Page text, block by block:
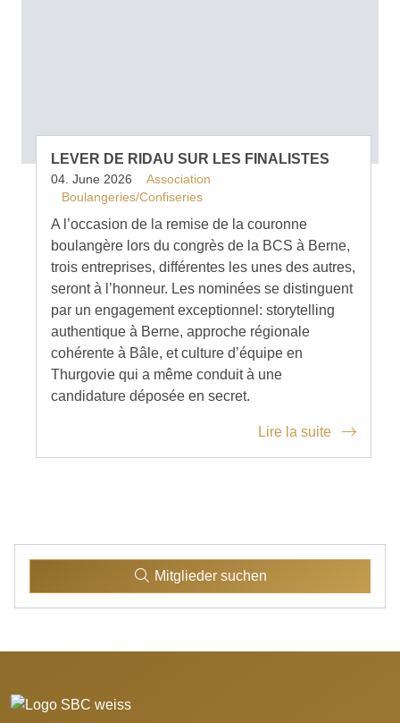
LEVER DE RIDAU SUR LES FINALISTES
04. June 2026
Association
Boulangeries/Confiseries
A l’occasion de la remise de la couronne
boulangère lors du congrès de la BCS à Berne,
trois entreprises, différentes les unes des autres,
seront à l’honneur. Les nominées se distinguent
par un engagement exceptionnel: storytelling
authentique à Berne, approche régionale
cohérente à Bâle, et culture d’équipe en
Thurgovie qui a même conduit à une
candidature déposée en secret.
Lire la suite
Mitglieder suchen